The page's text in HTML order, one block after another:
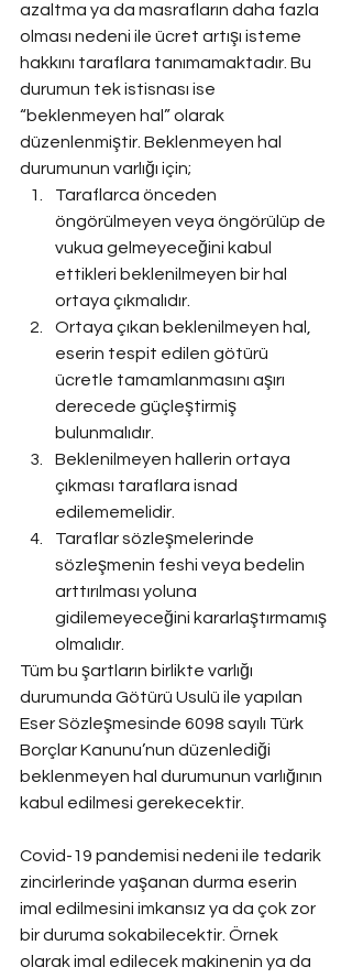
azaltma ya da masrafların daha fazla
olması nedeni ile ücret artışı isteme
hakkını taraflara tanımamaktadır. Bu
durumun tek istisnası ise
“beklenmeyen hal” olarak
düzenlenmiştir. Beklenmeyen hal
durumunun varlığı için;
Taraflarca önceden
öngörülmeyen veya öngörülüp de
vukua gelmeyeceğini kabul
ettikleri beklenilmeyen bir hal
ortaya çıkmalıdır.
Ortaya çıkan beklenilmeyen hal,
eserin tespit edilen götürü
ücretle tamamlanmasını aşırı
derecede güçleştirmiş
bulunmalıdır.
Beklenilmeyen hallerin ortaya
çıkması taraflara isnad
edilememelidir.
Taraflar sözleşmelerinde
sözleşmenin feshi veya bedelin
arttırılması yoluna
gidilemeyeceğini kararlaştırmamış
olmalıdır.
Tüm bu şartların birlikte varlığı
durumunda Götürü Usulü ile yapılan
Eser Sözleşmesinde 6098 sayılı Türk
Borçlar Kanunu’nun düzenlediği
beklenmeyen hal durumunun varlığının
kabul edilmesi gerekecektir.
Covid-19 pandemisi nedeni ile tedarik
zincirlerinde yaşanan durma eserin
imal edilmesini imkansız ya da çok zor
bir duruma sokabilecektir. Örnek
olarak imal edilecek makinenin ya da